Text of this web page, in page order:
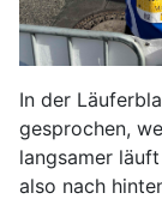
In der
gesprochen,
langsamer
also nach